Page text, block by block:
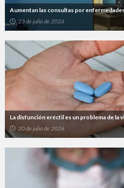
Aumentan las consultas por
23 de julio de 2026
La disfunción eréctil es un problema de la
20 de julio de 2026